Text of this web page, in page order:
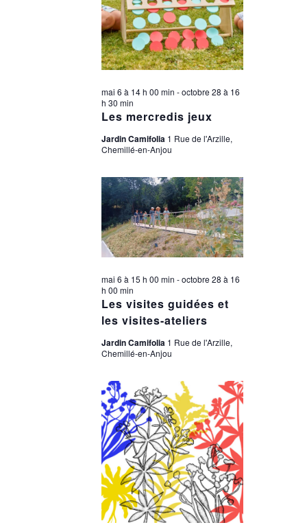
Les mercredis jeux
mai 6 à 14 h 00 min -octobre 28 à 16
h 30 min
Jardin Camifolia 1 Rue de l'Arzille,
Chemillé-en-Anjou
Les visites guidées et
les visites-ateliers
mai 6 à 15 h 00 min -octobre 28 à 16
h 00 min
Jardin Camifolia 1 Rue de l'Arzille,
Chemillé-en-Anjou